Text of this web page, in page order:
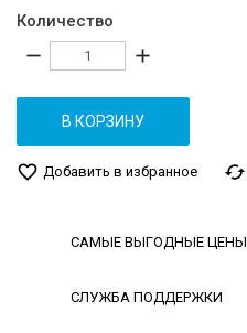
Количество
remove add
В КОРЗИНУ
favorite_border Добавить в избранное cached
САМЫЕ ВЫГОДНЫЕ ЦЕНЫ
СЛУЖБА ПОДДЕРЖКИ